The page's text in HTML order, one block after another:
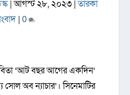
|আগস্ট ২৮, ২০২৩ |তারকা
| 0
‘আট বছর আগের একদিন’
সোল অব ন্যাচার’। সিনেমাটির